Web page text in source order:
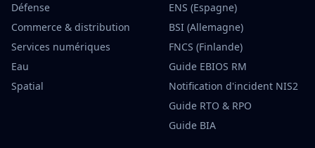
Défense
Commerce & distribution
Services numériques
Eau
Spatial
ENS (Espagne)
BSI (Allemagne)
FNCS (Finlande)
Guide EBIOS RM
Notification d'incident NIS2
Guide RTO & RPO
Guide BIA